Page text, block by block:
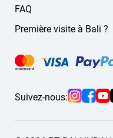
Suivez-nous:
FAQ
Première visite à Bali ?